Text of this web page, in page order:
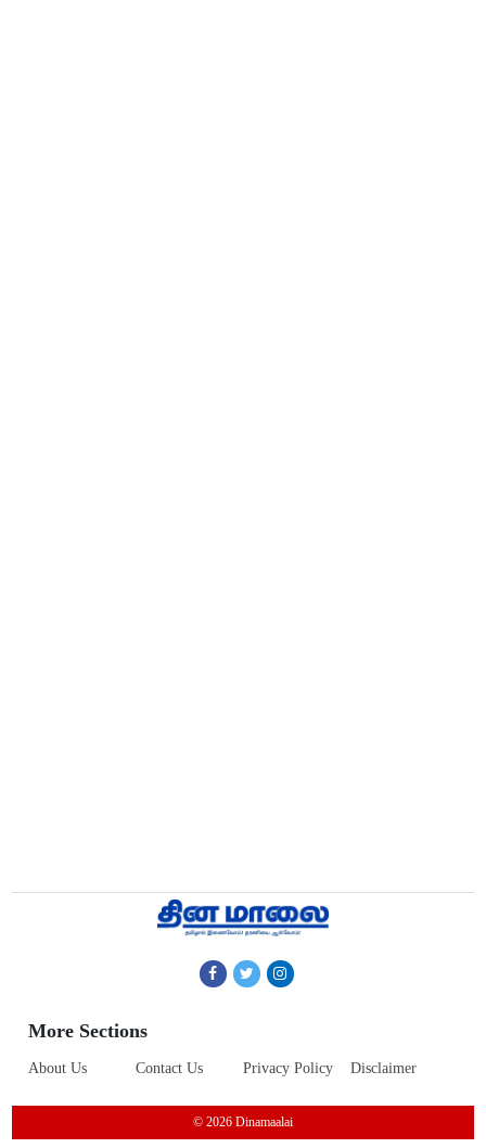
More Sections
About Us Contact Us Privacy Policy Disclaimer
© 2026 Dinamaalai